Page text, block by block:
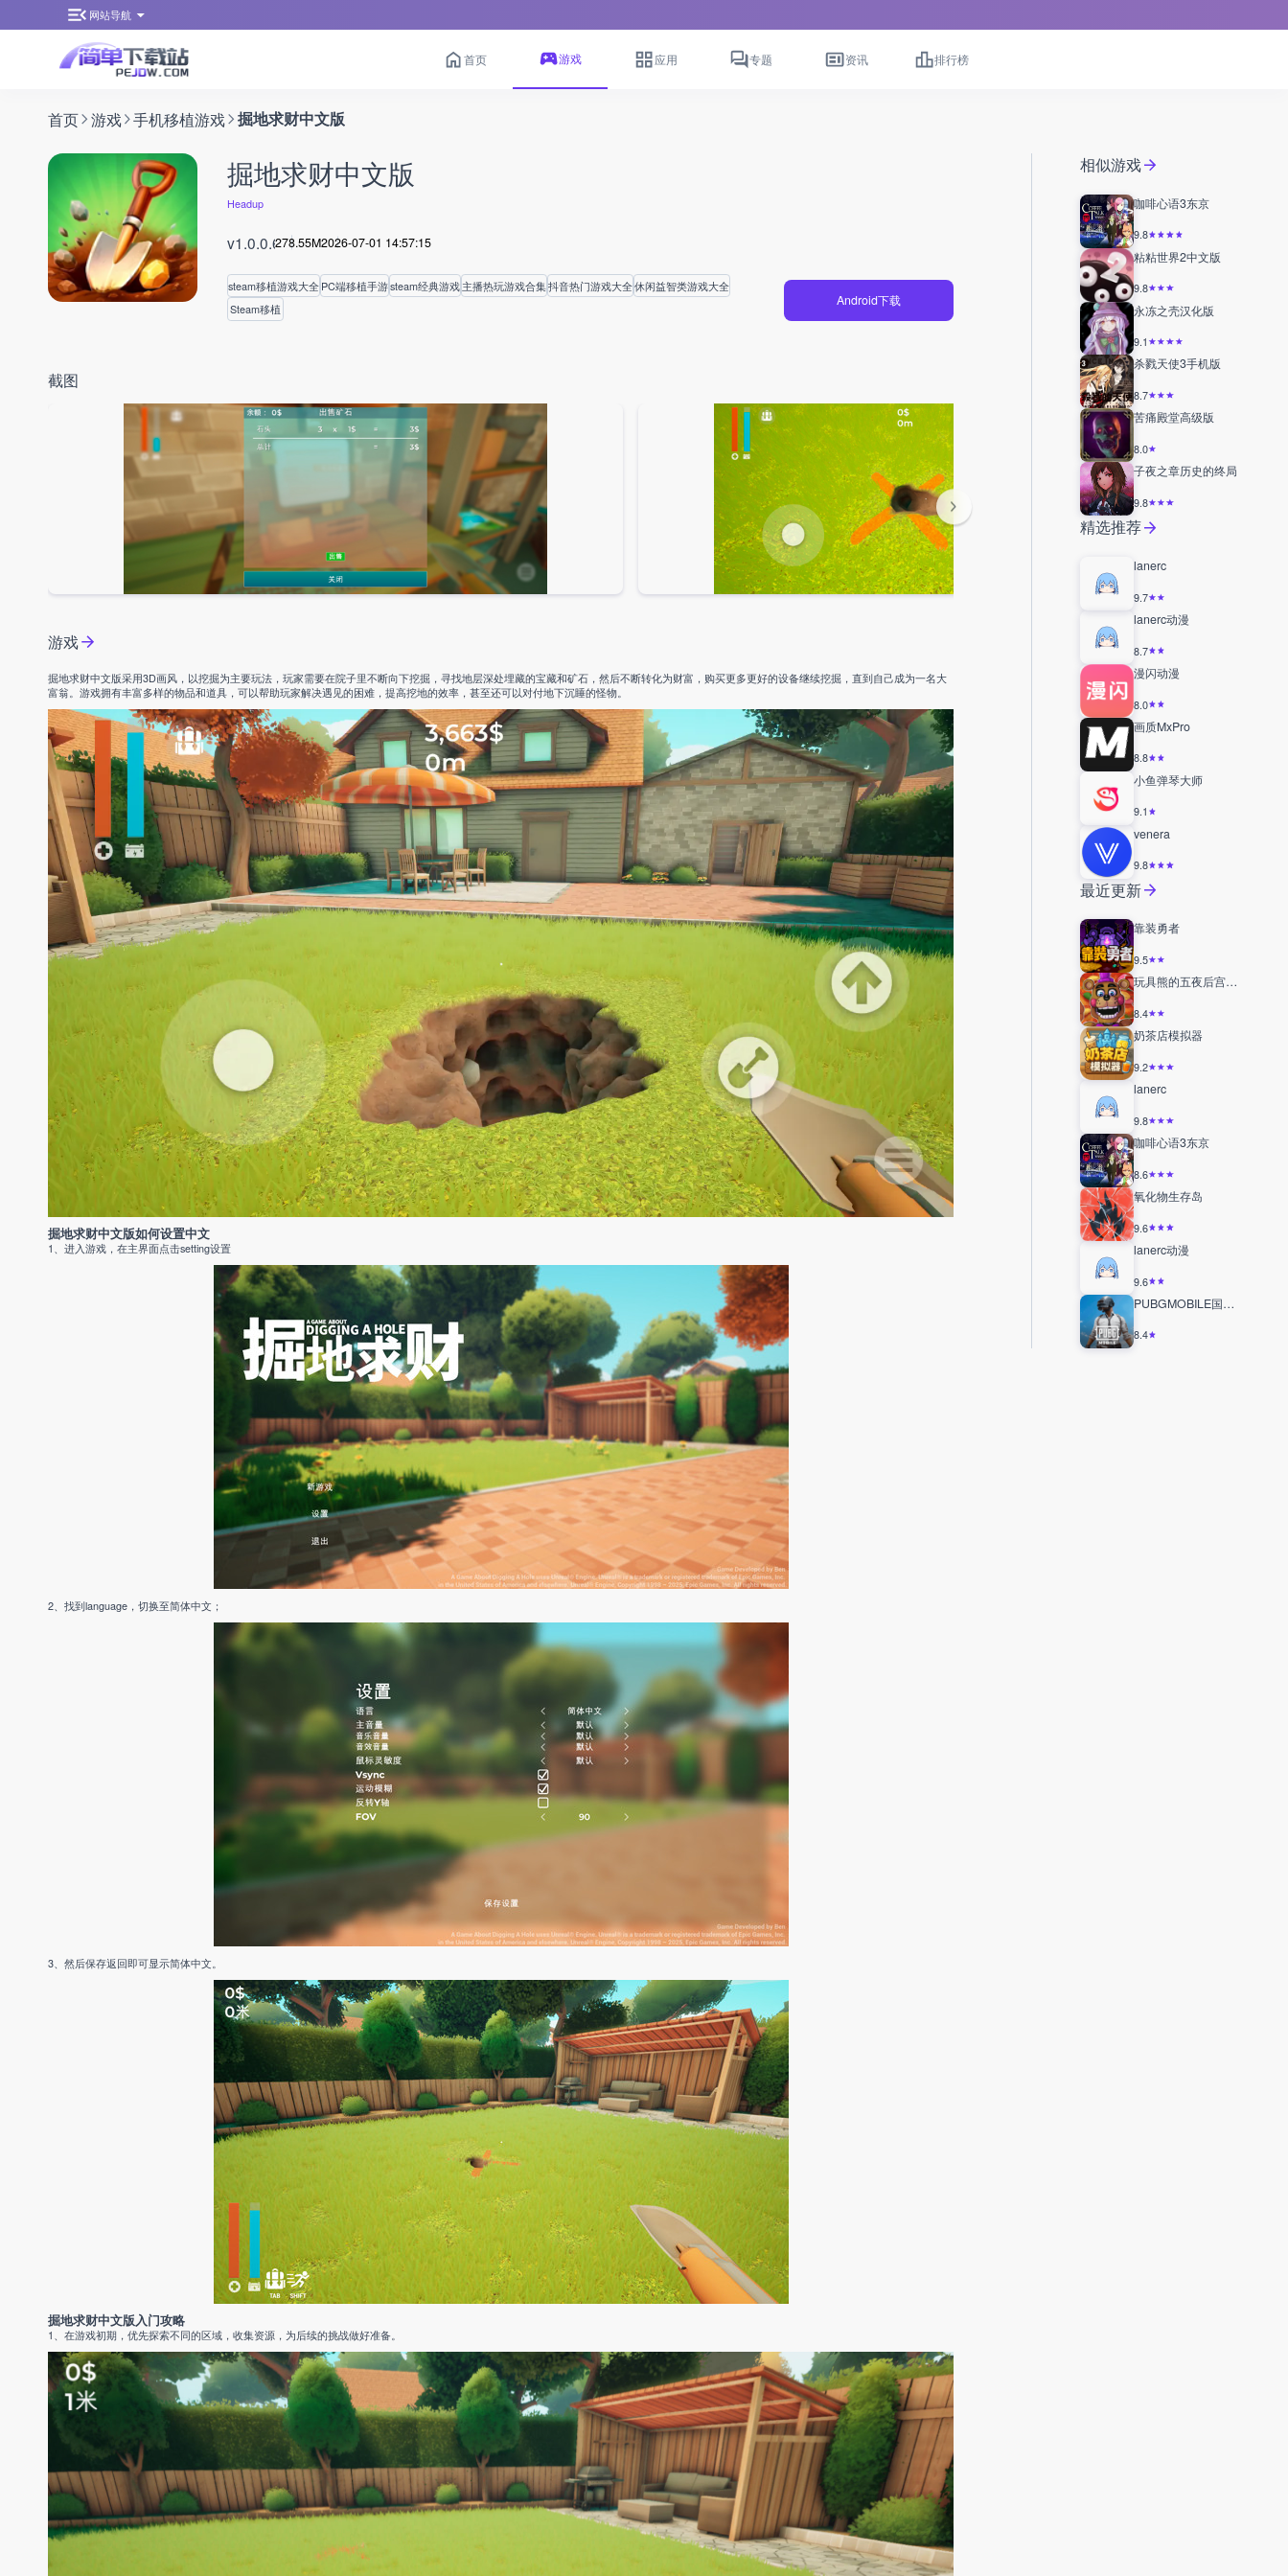
网站导航
首页 游戏 应用 专题 资讯 排行榜
首页 游戏 手机移植游戏 掘地求财中文版
掘地求财中文版
Headup
v1.0.0.6278.55M2026-07-01 14:57:15
steam移植游戏大全 PC端移植手游steam经典游戏主播热玩游戏合集抖音热门游戏大全休闲益智类游戏大全
Steam移植
Android下载
截图
游戏
掘地求财中文版采用3D画风，以挖掘为主要玩法，玩家需要在院子里不断向下挖掘，寻找地层深处埋藏的宝藏和矿石，然后不断转化为财富，购买更多更好的设备继续挖掘，直到自己成为一名大
富翁。游戏拥有丰富多样的物品和道具，可以帮助玩家解决遇见的困难，提高挖地的效率，甚至还可以对付地下沉睡的怪物。
掘地求财中文版如何设置中文
1、进入游戏，在主界面点击setting设置
2、找到language，切换至简体中文；
3、然后保存返回即可显示简体中文。
掘地求财中文版入门攻略
1、在游戏初期，优先探索不同的区域，收集资源，为后续的挑战做好准备。
相似游戏
咖啡心语3东京
9.8
粘粘世界2中文版
9.8
永冻之壳汉化版
9.1
杀戮天使3手机版
8.7
苦痛殿堂高级版
8.0
子夜之章历史的终局
9.8
精选推荐
lanerc
9.7
lanerc动漫
8.7
漫闪动漫
8.0
画质MxPro
8.8
小鱼弹琴大师
9.1
venera
9.8
最近更新
靠装勇者
9.5
玩具熊的五夜后宫6披萨店模拟器
8.4
奶茶店模拟器
9.2
lanerc
9.8
咖啡心语3东京
8.6
氧化物生存岛
9.6
lanerc动漫
9.6
PUBGMOBILE国际服
8.4